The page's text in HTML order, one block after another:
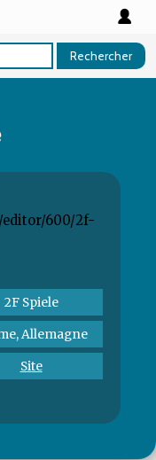
Rechercher
600/2f-
2F Spiele
Allemagne
Site